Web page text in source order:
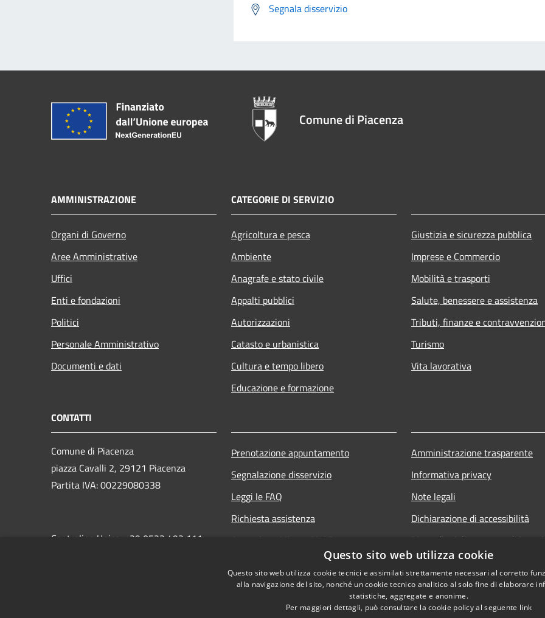
Segnala disservizio
Comune di Piacenza
AMMINISTRAZIONE
Organi di Governo
Aree Amministrative
Uffici
Enti e fondazioni
Politici
Personale Amministrativo
Documenti e dati
CATEGORIE DI SERVIZIO
Agricoltura e pesca
Ambiente
Anagrafe e stato civile
Appalti pubblici
Autorizzazioni
Catasto e urbanistica
Cultura e tempo libero
Educazione e formazione
Giustizia e sicurezza pubblica
Imprese e Commercio
Mobilità e trasporti
Salute, benessere e assistenza
Tributi, finanze e
Turismo
Vita lavorativa
CONTATTI
Comune di Piacenza
piazza Cavalli 2, 29121 Piacenza
Partita IVA: 00229080338
Centralino Unico: +39 0523 492 111
protocollo.generale@cert.comune.piacenza.it
Prenotazione appuntamento
Segnalazione disservizio
Leggi le FAQ
Richiesta assistenza
Attuazione Misure PNRR
Amministrazione trasparente
Informativa privacy
Note legali
Dichiarazione di accessibilità
Piano di miglioramento dei
Newsletter
Social media
Questo sito web utilizza cookie
Questo sito web utilizza cookie tecnici e assimilati strettamente necessari al corretto
alla navigazione del sito, nonché un cookie tecnico analitico al solo fine di elaborare
statistiche, aggregate e anonime.
Per maggiori dettagli, può consultare la cookie policy al seguente link